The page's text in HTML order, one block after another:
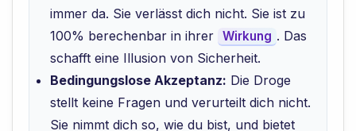
immer da. Sie verlässt dich nicht. Sie ist zu
100% berechenbar in ihrer Wirkung . Das
schafft eine Illusion von Sicherheit.
Bedingungslose Akzeptanz: Die Droge
stellt keine Fragen und verurteilt dich nicht.
Sie nimmt dich so, wie du bist, und bietet